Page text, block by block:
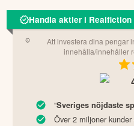
Handla aktier i Realfiction
Att investera dina pengar
innehålla/innehåller
“Sveriges nöjdaste
Över 2 miljoner